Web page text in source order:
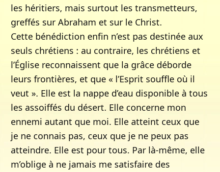
les héritiers, mais surtout les transmetteurs,
greffés sur Abraham et sur le Christ.
Cette bénédiction enfin n’est pas destinée aux
seuls chrétiens : au contraire, les chrétiens et
l’Église reconnaissent que la grâce déborde
leurs frontières, et que « l’Esprit souffle où il
veut ». Elle est la nappe d’eau disponible à tous
les assoiffés du désert. Elle concerne mon
ennemi autant que moi. Elle atteint ceux que
je ne connais pas, ceux que je ne peux pas
atteindre. Elle est pour tous. Par là-même, elle
m’oblige à ne jamais me satisfaire des